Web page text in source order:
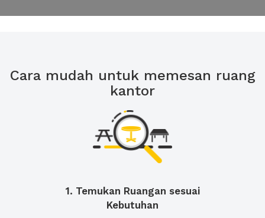
Cara mudah untuk memesan ruang
kantor
1. Temukan Ruangan sesuai
Kebutuhan